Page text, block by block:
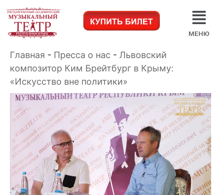
МЕНЮ
Главная - Пресса о нас - Львовский
композитор Ким Брейтбург в Крыму:
«Искусство вне политики»